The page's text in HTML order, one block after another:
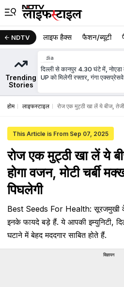
NDTV लाइफ हैक्स फैशन/ब्‍यूटी
Trending
Stories
India
दिल्ली से कानपुर 4.30 घंटे में,
UP को मिलेगी रफ्तार, गंगा
होम लाइफस्टाइल रोज एक मुट्ठी खा लें ये बीज,
This Article is From Sep 07, 2025
रोज एक मुट्ठी खा लें ये
होगा वजन, मोटी चर्बी
पिघलेगी
Best Seeds For Health: सूरजमुखी
इनके फायदे बड़े हैं. ये आपकी इम्युनिटी,
घटाने में बेहद मददगार साबित होते हैं.
विज्ञापन